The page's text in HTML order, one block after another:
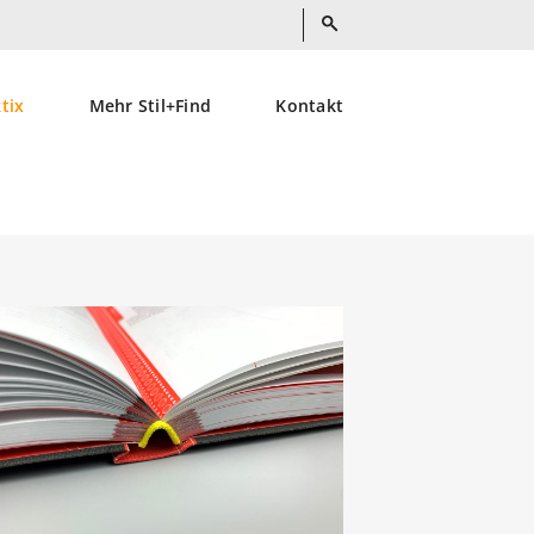
Mehr Stil+Find Kontakt